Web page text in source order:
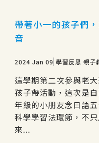
帶著小一的孩子們
音
2024 Jan 09 學習反思 親子
這學期第二次參與老
孩子帶活動，這次是
年級的小朋友念日語
科學學習法環節，不
來...